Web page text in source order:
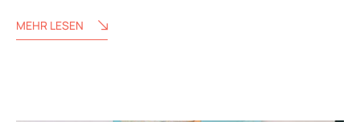
MEHR LESEN